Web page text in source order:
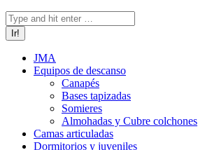
Buscar:
JMA
Equipos de descanso
Canapés
Bases tapizadas
Somieres
Almohadas y Cubre colchones
Camas articuladas
Dormitorios y juveniles